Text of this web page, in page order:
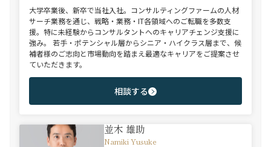
大学卒業後、新卒で当社入社。コンサルティングファームの人材
サーチ業務を通じ、戦略・業務・IT各領域へのご転職を多数支
援。特に未経験からコンサルタントへのキャリアチェンジ支援に
強み。 若手・ポテンシャル層からシニア・ハイクラス層まで、候
補者様のご志向と市場動向を踏まえ最適なキャリアをご提案させ
ていただきます。
相談する
並木 雄助
Namiki Yusuke